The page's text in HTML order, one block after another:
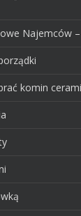
Najemców
komin